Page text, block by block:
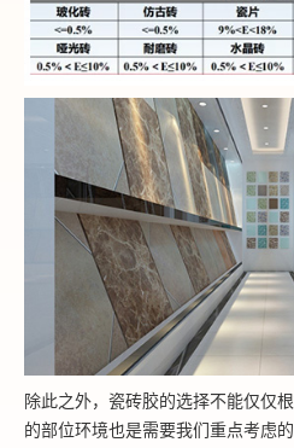
除此之外，瓷砖胶的选择不能仅仅
的部位环境也是需要我们重点考虑